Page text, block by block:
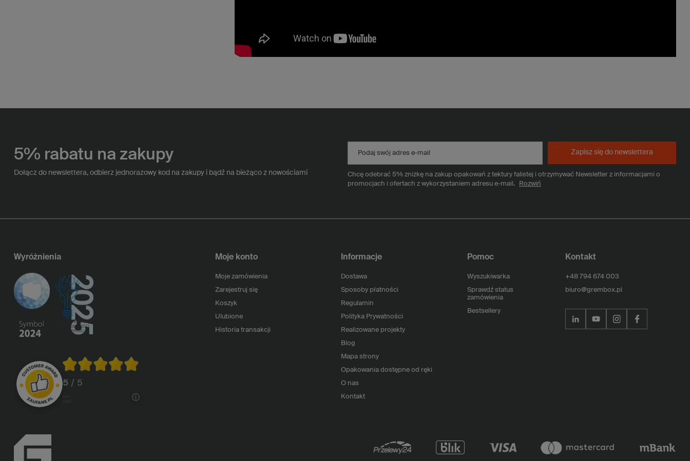
5% rabatu na zakupy
Dołącz do newslettera, odbierz jednorazowy kod na zakupy i bądź na bieżąco z nowościami
Podaj swój adres e-mail
Chcę odebrać 5% zniżkę na zakup opakowań z tektury falistej i otrzymywać Newsletter z informacjami o
promocjach i ofertach z wykorzystaniem adresu e-mail.
Rozwiń
Zapisz się do newslettera
Wyróżnienia
5 / 5
Moje konto
Moje zamówienia
Zarejestruj się
Koszyk
Ulubione
Historia transakcji
Informacje
Dostawa
Sposoby płatności
Regulamin
Polityka Prywatności
Realizowane projekty
Blog
Mapa strony
Opakowania dostępne od ręki
O nas
Kontakt
Pomoc
Wyszukiwarka
Sprawdź status
zamówienia
Bestsellery
Kontakt
+48 794 674 003
biuro@grembox.pl